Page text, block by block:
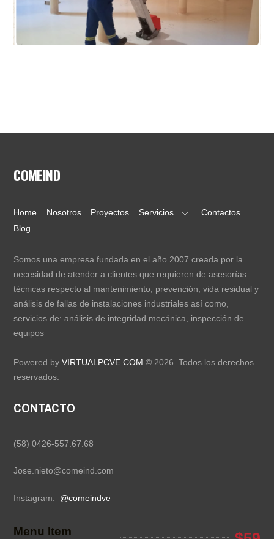
COMEIND
Home Nosotros Proyectos Servicios
Contactos
Blog
Somos una empresa fundada en el año 2007 creada por la
necesidad de atender a clientes que requieren de asesorías
técnicas respecto al mantenimiento, prevención, vida residual y
análisis de fallas de instalaciones industriales así como,
servicios de: análisis de integridad mecánica, inspección de
equipos
Powered byVIRTUALPCVE.COM © 2026. Todos los derechos
reservados.
CONTACTO
(58) 0426-557.67.68
Jose.nieto@comeind.com
Instagram: @comeindve
Menu Item